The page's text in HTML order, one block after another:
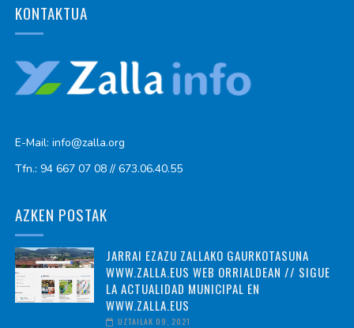
KONTAKTUA
E-Mail: info@zalla.org
Tfn.: 94 667 07 08 // 673.06.40.55
AZKEN POSTAK
JARRAI EZAZU ZALLAKO GAURKOTASUNA
WWW.ZALLA.EUS WEB ORRIALDEAN // SIGUE
LA ACTUALIDAD MUNICIPAL EN
WWW.ZALLA.EUS
UZTAILAK 09, 2021